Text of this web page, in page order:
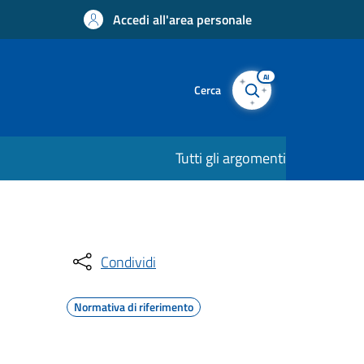
Accedi all'area personale
Cerca
AI
Tutti gli argomenti
Condividi
Normativa di riferimento